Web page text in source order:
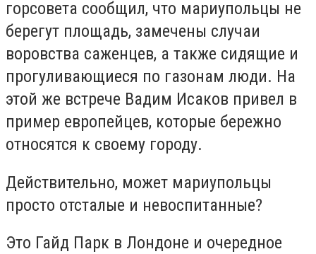
горсовета сообщил, что мариупольцы не
берегут площадь, замечены случаи
воровства саженцев, а также сидящие и
прогуливающиеся по газонам люди. На
этой же встрече Вадим Исаков привел в
пример европейцев, которые бережно
относятся к своему городу.
Действительно, может мариупольцы
просто отсталые и невоспитанные?
Это Гайд Парк в Лондоне и очередное